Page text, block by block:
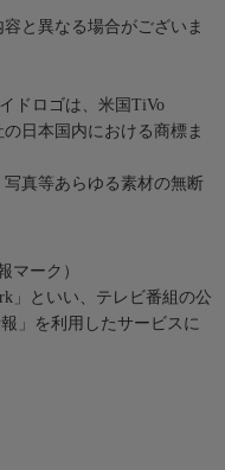
と異なる場合がございま
ドロゴは、米国TiVo
日本国内における商標ま
真等あらゆる素材の無断
マーク）
」といい、テレビ番組の公
」を利用したサービスに